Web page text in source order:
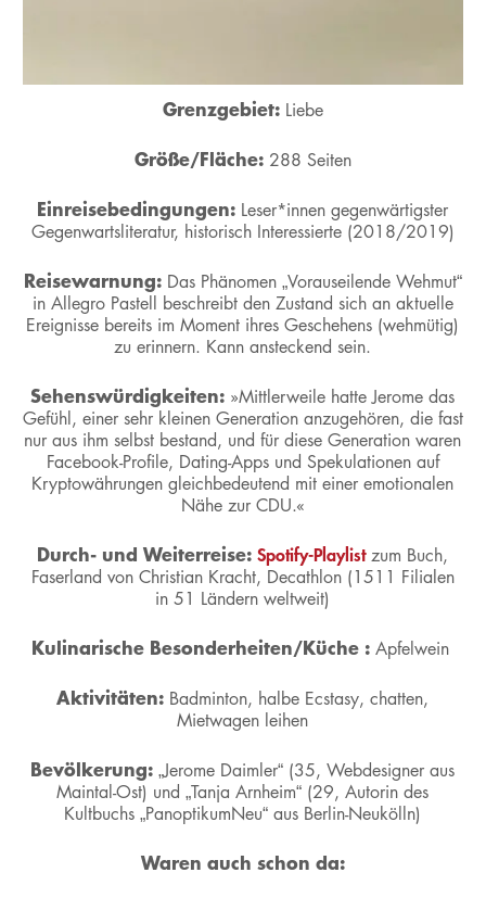
Grenzgebiet: Liebe
Größe/Fläche: 288 Seiten
Einreisebedingungen: Leser*innen gegenwärtigster
Gegenwartsliteratur, historisch Interessierte (2018/2019)
Reisewarnung: Das Phänomen „Vorauseilende Wehmut“
in Allegro Pastell beschreibt den Zustand sich an aktuelle
Ereignisse bereits im Moment ihres Geschehens (wehmütig)
zu erinnern. Kann ansteckend sein.
Sehenswürdigkeiten: »Mittlerweile hatte Jerome das
Gefühl, einer sehr kleinen Generation anzugehören, die fast
nur aus ihm selbst bestand, und für diese Generation waren
Facebook-Profile, Dating-Apps und Spekulationen auf
Kryptowährungen gleichbedeutend mit einer emotionalen
Nähe zur CDU.«
Durch- und Weiterreise:Spotify-Playlistzum Buch,
Faserland von Christian Kracht, Decathlon (1511 Filialen
in 51 Ländern weltweit)
Kulinarische Besonderheiten/Küche : Apfelwein
Aktivitäten: Badminton, halbe Ecstasy, chatten,
Mietwagen leihen
Bevölkerung:„Jerome Daimler“ (35, Webdesigner aus
Maintal-Ost) und „Tanja Arnheim“ (29, Autorin des
Kultbuchs „PanoptikumNeu“ aus Berlin-Neukölln)
Waren auch schon da: